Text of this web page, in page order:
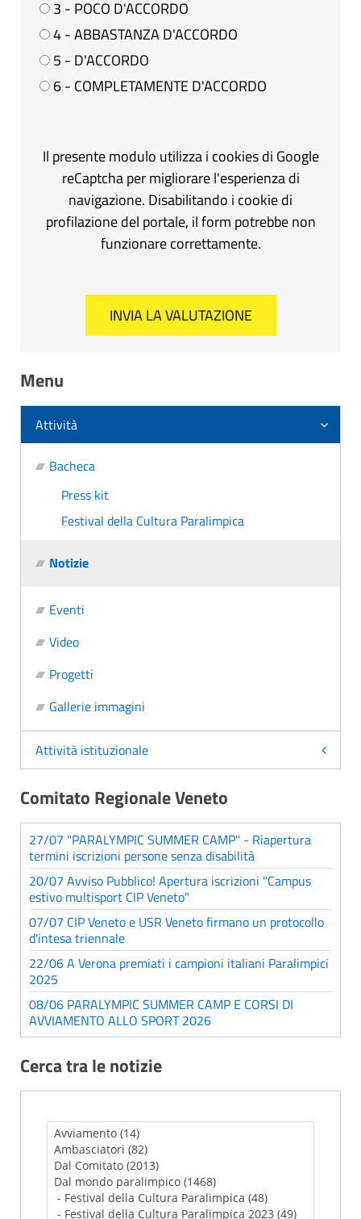
3 - POCO D'ACCORDO
4 - ABBASTANZA D'ACCORDO
5 - D'ACCORDO
6 - COMPLETAMENTE D'ACCORDO
Il presente modulo utilizza i cookies di Google
reCaptcha per migliorare l'esperienza di
navigazione. Disabilitando i cookie di
profilazione del portale, il form potrebbe non
funzionare correttamente.
Menu
Attività
Bacheca
Press kit
Festival della Cultura Paralimpica
Notizie
Eventi
Video
Progetti
Gallerie immagini
Attività istituzionale
Comitato Regionale Veneto
27/07 "PARALYMPIC SUMMER CAMP" - Riapertura
termini iscrizioni persone senza disabilità
20/07 Avviso Pubblico! Apertura iscrizioni "Campus
estivo multisport CIP Veneto"
07/07 CIP Veneto e USR Veneto firmano un protocollo
d'intesa triennale
22/06 A Verona premiati i campioni italiani Paralimpici
2025
08/06 PARALYMPIC SUMMER CAMP E CORSI DI
AVVIAMENTO ALLO SPORT 2026
Cerca tra le notizie